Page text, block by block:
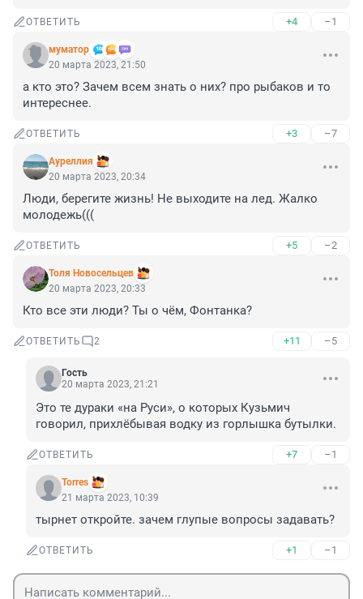
ОТВЕТИТЬ +4 –1
муматор
20 марта 2023, 21:50
а кто это? Зачем всем знать о них? про рыбаков и то
интереснее.
ОТВЕТИТЬ +3 –7
Ауреллия
20 марта 2023, 20:34
Люди, берегите жизнь! Не выходите на лед. Жалко
молодежь(((
ОТВЕТИТЬ +5 –2
Толя Новосельцев
20 марта 2023, 20:33
Кто все эти люди? Ты о чём, Фонтанка?
ОТВЕТИТЬ 2 +11 –5
Гость
20 марта 2023, 21:21
Это те дураки «на Руси», о которых Кузьмич
говорил, прихлёбывая водку из горлышка бутылки.
ОТВЕТИТЬ +7 –1
Torres
21 марта 2023, 10:39
тырнет откройте. зачем глупые вопросы задавать?
ОТВЕТИТЬ +1 –1